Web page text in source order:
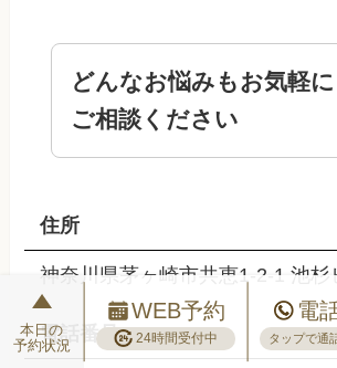
どんなお悩みもお気軽に
ご相談ください
住所
神奈川県茅ヶ崎市共恵1-2-1 池杉
電話番号
本日の
予約状況
WEB予約
24時間受付中
電
タップで通